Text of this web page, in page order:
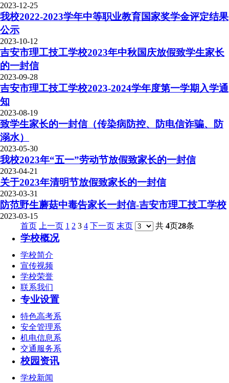
2023-12-25
我校2022-2023学年中等职业教育国家奖学金评定结果
公示
2023-10-12
吉安市理工技工学校2023年中秋国庆放假致学生家长
的一封信
2023-09-28
吉安市理工技工学校2023-2024学年度第一学期入学通
知
2023-08-19
致学生家长的一封信（传染病防控、防电信诈骗、防
溺水）
2023-05-30
我校2023年“五一”劳动节放假致家长的一封信
2023-04-21
关于2023年清明节放假致家长的一封信
2023-03-31
防范野生蘑菇中毒告家长一封信-吉安市理工技工学校
2023-03-15
首页
上一页 1 2 3 4 下一页 末页 共 4页28条
学校概况
学校简介
宣传视频
学校荣誉
联系我们
专业设置
特色高考系
安全管理系
机电信息系
交通服务系
校园资讯
学校新闻